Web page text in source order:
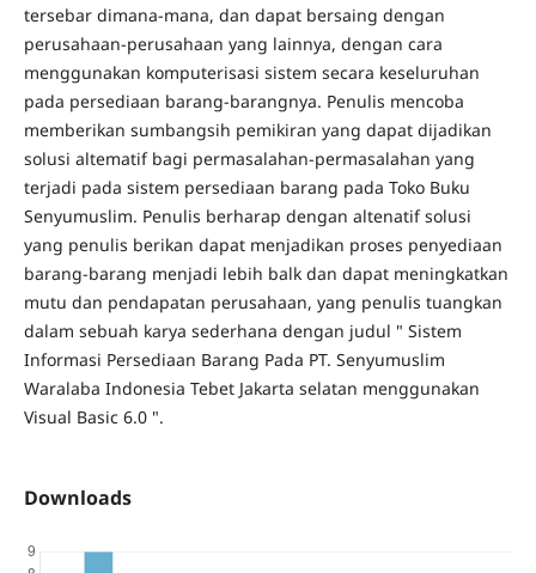
tersebar dimana-mana, dan dapat bersaing dengan
perusahaan-perusahaan yang lainnya, dengan cara
menggunakan komputerisasi sistem secara keseluruhan
pada persediaan barang-barangnya. Penulis mencoba
memberikan sumbangsih pemikiran yang dapat dijadikan
solusi altematif bagi permasalahan-permasalahan yang
terjadi pada sistem persediaan barang pada Toko Buku
Senyumuslim. Penulis berharap dengan altenatif solusi
yang penulis berikan dapat menjadikan proses penyediaan
barang-barang menjadi lebih balk dan dapat meningkatkan
mutu dan pendapatan perusahaan, yang penulis tuangkan
dalam sebuah karya sederhana dengan judul " Sistem
Informasi Persediaan Barang Pada PT. Senyumuslim
Waralaba Indonesia Tebet Jakarta selatan menggunakan
Visual Basic 6.0 ".
Downloads